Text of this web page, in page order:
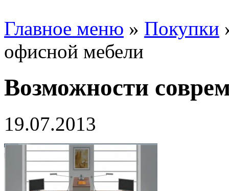
Главное меню » Покупки
офисной мебели
Возможности
19.07.2013